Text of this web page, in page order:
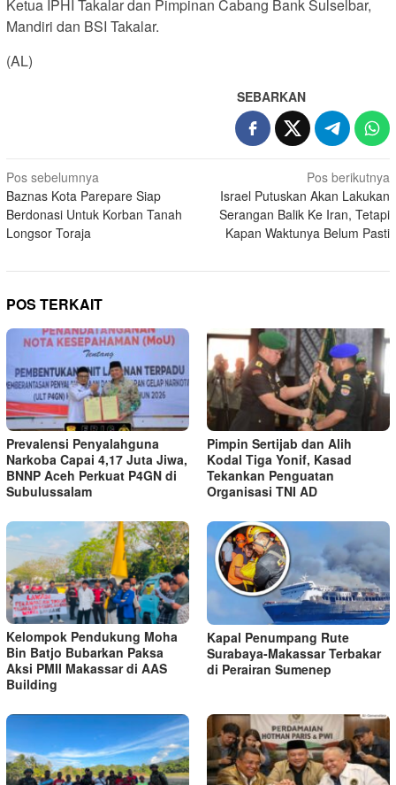
Ketua IPHI Takalar dan Pimpinan Cabang Bank Sulselbar,
Mandiri dan BSI Takalar.
(AL)
SEBARKAN
Navigasi
pos
Pos sebelumnya
Baznas Kota Parepare Siap
Berdonasi Untuk Korban Tanah
Longsor Toraja
Pos berikutnya
Israel Putuskan Akan Lakukan
Serangan Balik Ke Iran, Tetapi
Kapan Waktunya Belum Pasti
POS TERKAIT
Prevalensi Penyalahguna
Narkoba Capai 4,17 Juta Jiwa,
BNNP Aceh Perkuat P4GN di
Subulussalam
Pimpin Sertijab dan Alih
Kodal Tiga Yonif, Kasad
Tekankan Penguatan
Organisasi TNI AD
Kelompok Pendukung Moha
Bin Batjo Bubarkan Paksa
Aksi PMII Makassar di AAS
Building
Kapal Penumpang Rute
Surabaya-Makassar Terbakar
di Perairan Sumenep